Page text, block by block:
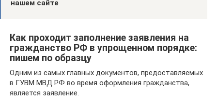
нашем сайте
Как проходит заполнение заявления на
гражданство РФ в упрощенном порядке:
пишем по образцу
Одним из самых главных документов, предоставляемых
в ГУВМ МВД РФ во время оформления гражданства,
является заявление.